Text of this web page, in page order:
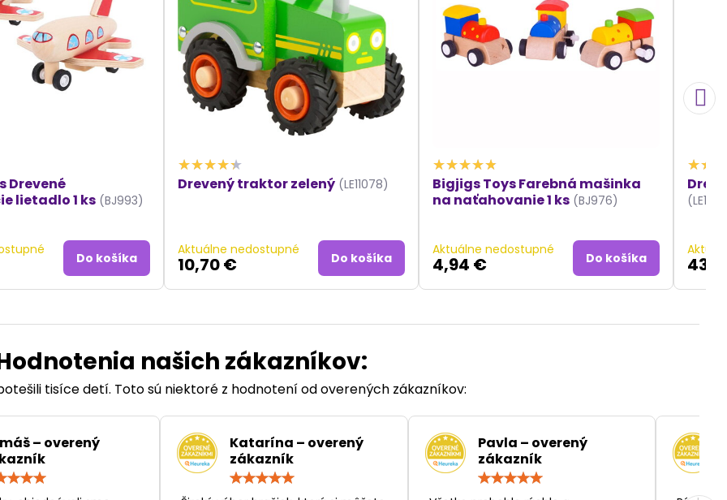
Drevené
lietadlo 1 ks (BJ993)
Do košíka
Drevený traktor zelený (LE11078)
Aktuálne nedostupné
10,70 € Do košíka
Bigjigs Toys Farebná mašinka
na naťahovanie 1 ks (BJ976)
Aktuálne nedostupné
4,94 € Do košíka
našich zákazníkov:
tisíce detí. Toto sú niektoré z hodnotení od overených zákazníkov:
– overený
Katarína – overený
zákazník
Pavla – overený
zákazník